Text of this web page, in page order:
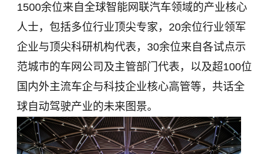
1500余位来自全球智能网联汽车领域的产业核心
人士，包括多位行业顶尖专家，20余位行业领军
企业与顶尖科研机构代表，30余位来自各试点示
范城市的车网公司及主管部门代表，以及超100位
国内外主流车企与科技企业核心高管等，共话全
球自动驾驶产业的未来图景。